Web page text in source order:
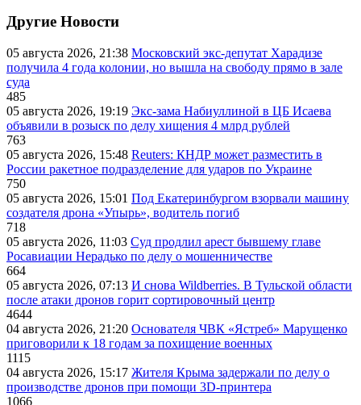
Другие Новости
05 августа 2026, 21:38 Московский экс-депутат Харадизе
получила 4 года колонии, но вышла на свободу прямо в зале
суда
485
05 августа 2026, 19:19 Экс-зама Набиуллиной в ЦБ Исаева
объявили в розыск по делу хищения 4 млрд рублей
763
05 августа 2026, 15:48 Reuters: КНДР может разместить в
России ракетное подразделение для ударов по Украине
750
05 августа 2026, 15:01 Под Екатеринбургом взорвали машину
создателя дрона «Упырь», водитель погиб
718
05 августа 2026, 11:03 Суд продлил арест бывшему главе
Росавиации Нерадько по делу о мошенничестве
664
05 августа 2026, 07:13 И снова Wildberries. В Тульской области
после атаки дронов горит сортировочный центр
4644
04 августа 2026, 21:20 Основателя ЧВК «Ястреб» Марущенко
приговорили к 18 годам за похищение военных
1115
04 августа 2026, 15:17 Жителя Крыма задержали по делу о
производстве дронов при помощи 3D‑принтера
1066